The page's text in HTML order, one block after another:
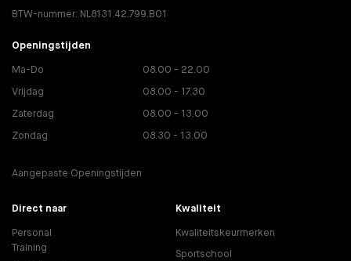
BTW-nummer: NL8131.42.799.B01
Openingstijden
Ma-Do 08.00 - 22.00
Vrijdag 08.00 - 17.30
Zaterdag 08.00 - 13.00
Zondag 08.30 - 13.00
Aangepaste Openingstijden
Direct naar
Personal
Training
Kwaliteit
Kwaliteitskeurmerken
Sportschool